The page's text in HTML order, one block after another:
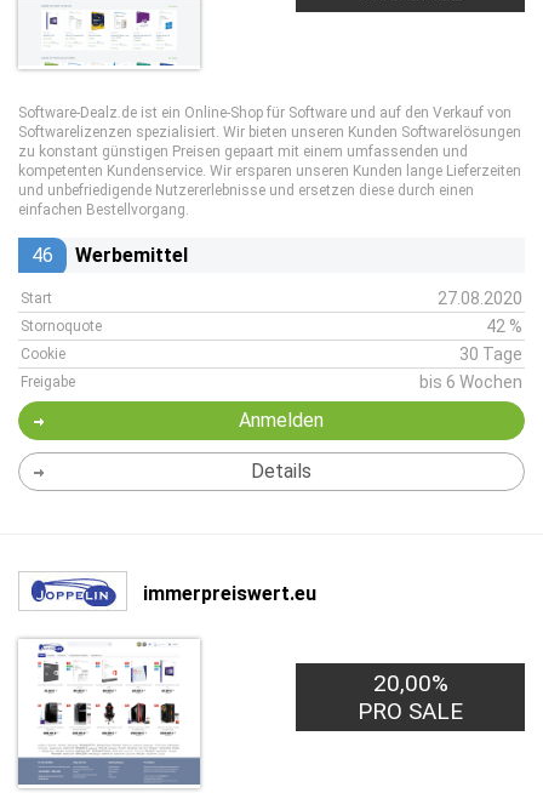
Software-Dealz.de ist ein Online-Shop für Software und auf den Verkauf von
Softwarelizenzen spezialisiert. Wir bieten unseren Kunden Softwarelösungen
zu konstant günstigen Preisen gepaart mit einem umfassenden und
kompetenten Kundenservice. Wir ersparen unseren Kunden lange Lieferzeiten
und unbefriedigende Nutzererlebnisse und ersetzen diese durch einen
einfachen Bestellvorgang.
46 Werbemittel
Start 27.08.2020
Stornoquote 42 %
Cookie 30 Tage
Freigabe bis 6 Wochen
Anmelden
Details
immerpreiswert.eu
20,00%
PRO SALE